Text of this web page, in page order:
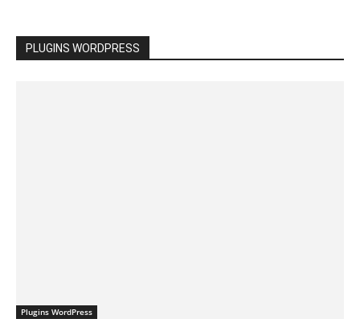
PLUGINS WORDPRESS
Plugins WordPress